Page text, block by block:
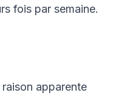
fois par semaine.
apparente